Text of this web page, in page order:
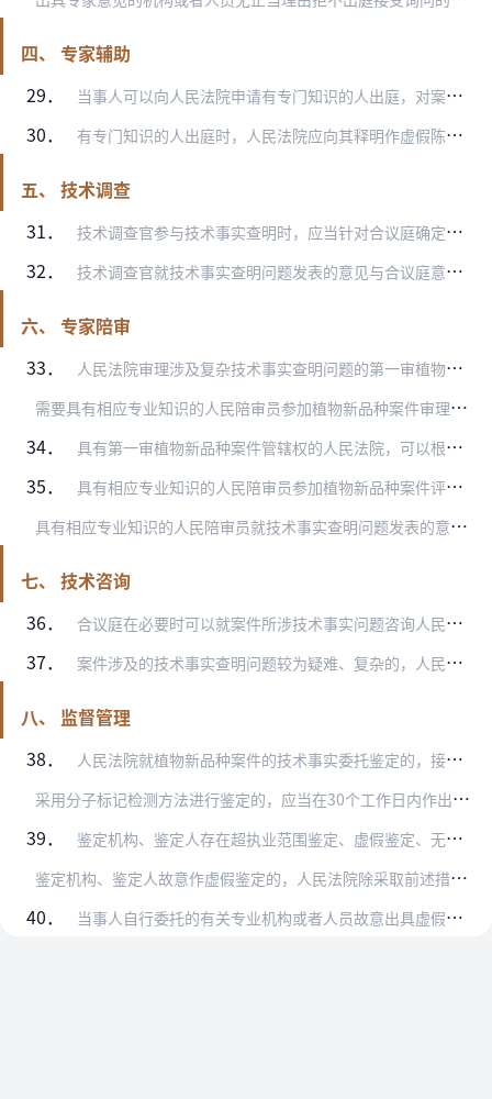
四、 专家辅助
29．
当事人可以向人民法院申请有专门知识的人出庭，对案件相关的专业技术问题提出意见，包括针对鉴定意见、专家意见中的技术术语、检测数据等进行通俗化解释或者提出质疑，并围…
30． 有专门知识的人出庭时，人民法院应向其释明作虚假陈述的法律责任。有专门知识的人应当如实陈述其专业背景情况、提供身份信息及专业资质证明材料，并回答法庭和当事人对案件…
五、 技术调查
31．
技术调查官参与技术事实查明时，应当针对合议庭确定的技术事实问题提出技术调查意见，包括但不限于鉴定方法的科学性、检材提取的规范性、鉴定结论的可靠性等。技术调查意见…
32． 技术调查官就技术事实查明问题发表的意见与合议庭意见不一致的，合议庭可以通过另作技术咨询、召开专家咨询会等方式解决，也可以将案件提请专业法官会议讨论。
六、 专家陪审
33．
人民法院审理涉及复杂技术事实查明问题的第一审植物新品种案件，符合《中华人民共和国人民陪审员法》第十五条或者第十六条规定的，可由具有相应育种、作物检测等专业知识的…
需
要具有相应专业知识的人民陪审员参加植物新品种案件审理的，人民法院可以在符合专业需求的人民陪审员名单中随机抽取确定。
34．
具有第一审植物新品种案件管辖权的人民法院，可以根据审判活动需要，结合案件类型、数量等特点，积极商请负责人民陪审员选任工作的基层人民法院和司法行政机关，选任一定数…
35． 具有相应专业知识的人民陪审员参加植物新品种案件评议时，应当就案件涉及的技术事实查明问题独立发表明确意见，并依法行使表决权。
具
有相应专业知识的人民陪审员就技术事实查明问题发表的意见与合议庭其他成员不一致的，合议庭可以通过另作技术咨询、召开专家咨询会等方式解决，也可以将案件提请专业法官…
七、 技术咨询
36．
合议庭在必要时可以就案件所涉技术事实问题咨询人民法院司法技术人员或者与案件无利害关系的外部专业机构、技术专家，其所提供的技术咨询意见仅作为合议庭认定技术事实的参…
37． 案件涉及的技术事实查明问题较为疑难、复杂的，人民法院可以根据需要组织相关技术领域的多名技术专家召开专家咨询会，听取咨询意见。
八、 监督管理
38．
人民法院就植物新品种案件的技术事实委托鉴定的，接受委托的鉴定机构、鉴定人应当妥善保管、保存相关鉴定材料，在接受委托后5个工作日内，提交鉴定方案、鉴定人情况和鉴定…
采
用分子标记检测方法进行鉴定的，应当在30个工作日内作出鉴定意见；涉及疑难、复杂技术问题的，不应超过60个工作日。
39．
鉴定机构、鉴定人存在超执业范围鉴定、虚假鉴定、无正当理由拖延鉴定等违法违规情形的，人民法院可以根据情节，采取终止委托、责令退还鉴定费用等措施，并可以向有关行政主…
鉴
定机构、鉴定人故意作虚假鉴定的，人民法院除采取前述措施外，还可以依照《中华人民共和国民事诉讼法》关于妨害民事诉讼强制措施的规定进行处罚；发现涉嫌违法犯罪的，应…
40．
当事人自行委托的有关专业机构或者人员故意出具虚假的专家意见的，或者当事人申请的有专门知识的人出庭时故意作出虚假陈述的，人民法院可以依照《中华人民共和国民事诉讼法…